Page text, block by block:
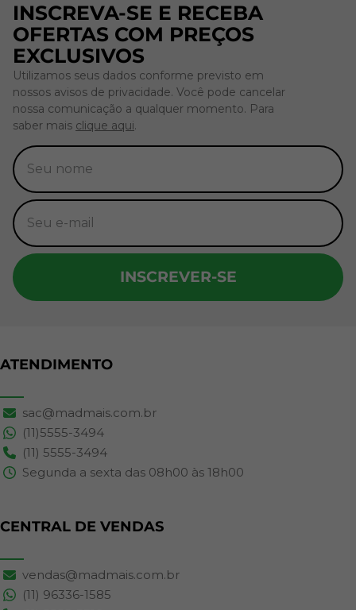
INSCREVA-SE E RECEBA
OFERTAS COM PREÇOS
EXCLUSIVOS
Utilizamos seus dados conforme previsto em
nossos avisos de privacidade. Você pode cancelar
nossa comunicação a qualquer momento. Para
saber mais clique aqui.
INSCREVER-SE
ATENDIMENTO
sac@madmais.com.br
(11)5555-3494
(11) 5555-3494
Segunda a sexta das 08h00 às 18h00
CENTRAL DE VENDAS
vendas@madmais.com.br
(11) 96336-1585